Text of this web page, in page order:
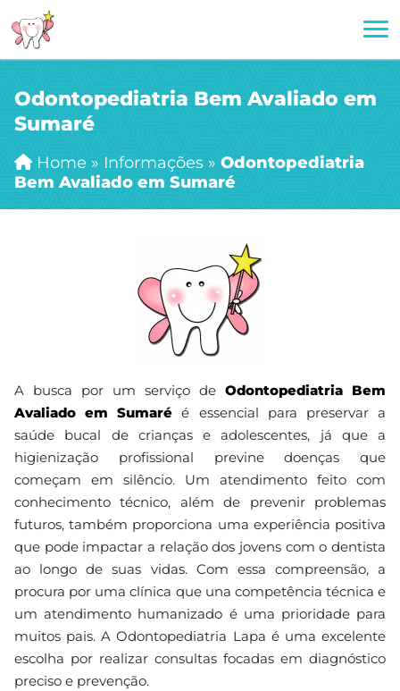
Odontopediatria Bem Avaliado em
Sumaré
Home » Informações » Odontopediatria
Bem Avaliado em Sumaré
A busca por um serviço de Odontopediatria Bem
Avaliado em Sumaré é essencial para preservar a
saúde bucal de crianças e adolescentes, já que a
higienização profissional previne doenças que
começam em silêncio. Um atendimento feito com
conhecimento técnico, além de prevenir problemas
futuros, também proporciona uma experiência positiva
que pode impactar a relação dos jovens com o dentista
ao longo de suas vidas. Com essa compreensão, a
procura por uma clínica que una competência técnica e
um atendimento humanizado é uma prioridade para
muitos pais. A Odontopediatria Lapa é uma excelente
escolha por realizar consultas focadas em diagnóstico
preciso e prevenção.